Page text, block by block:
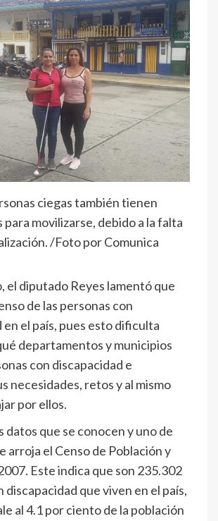
ciegas también tienen
movilizarse, debido a la falta
/Foto por Comunica
el diputado Reyes lamentó que
de las personas con
en el país, pues esto dificulta
departamentos y municipios
con discapacidad e
necesidades, retos y al mismo
por ellos.
datos que se conocen y uno de
arroja el Censo de Población y
Este indica que son 235.302
discapacidad que viven en el país,
al 4.1 por ciento de la población